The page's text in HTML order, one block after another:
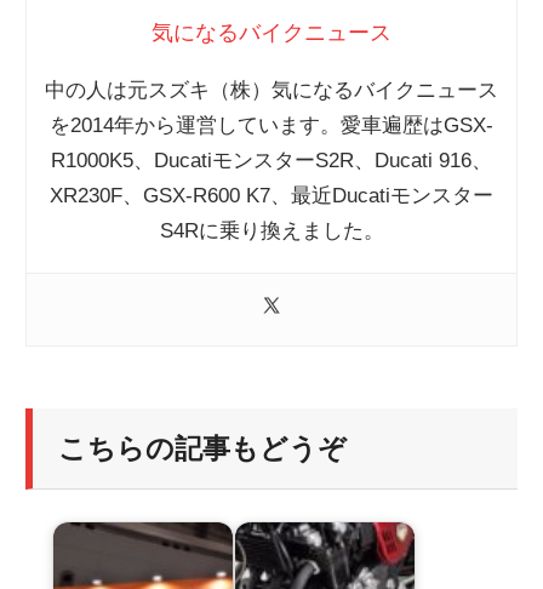
気になるバイクニュース
中の人は元スズキ（株）気になるバイクニュース
を2014年から運営しています。愛車遍歴はGSX-
R1000K5、DucatiモンスターS2R、Ducati 916、
XR230F、GSX-R600 K7、最近Ducatiモンスター
S4Rに乗り換えました。
こちらの記事もどうぞ